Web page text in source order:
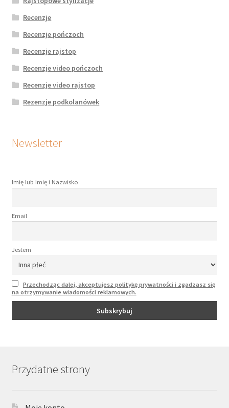
Recenzje
Recenzje pończoch
Recenzje rajstop
Recenzje video pończoch
Recenzje video rajstop
Rezenzje podkolanówek
Newsletter
Imię lub Imię i Nazwisko
Email
Jestem
Przechodząc dalej, akceptujesz politykę prywatności i zgadzasz się
na otrzymywanie wiadomości reklamowych.
Przydatne strony